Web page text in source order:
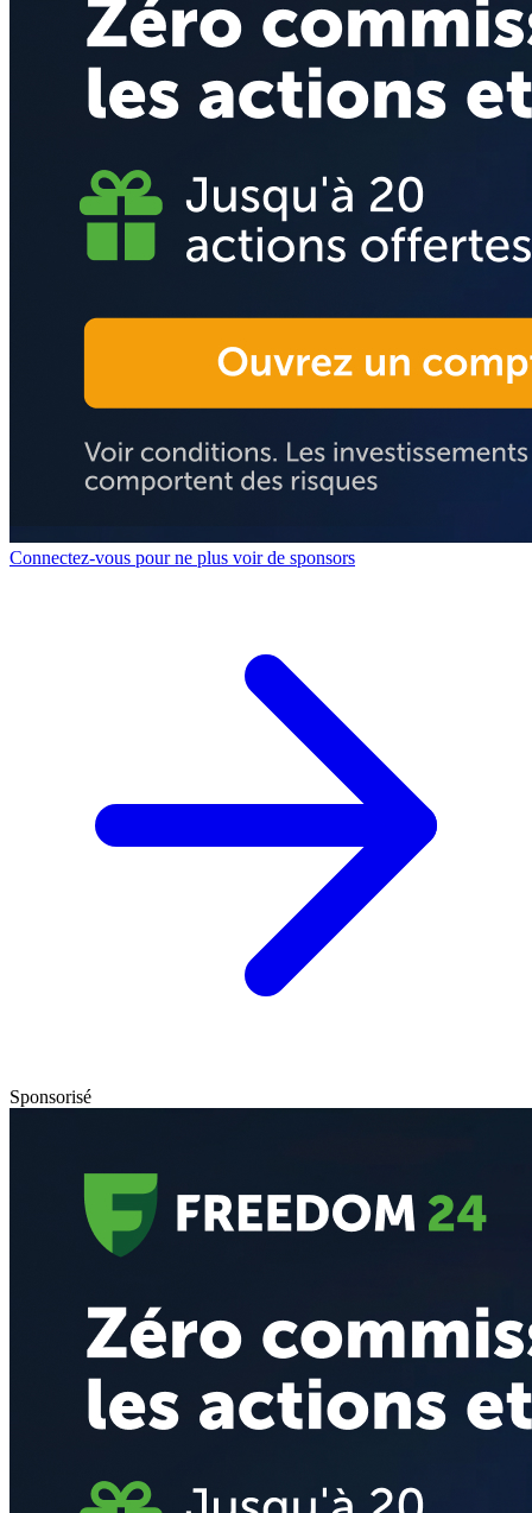
Connectez-vous pour ne plus voir de sponsors
Sponsorisé